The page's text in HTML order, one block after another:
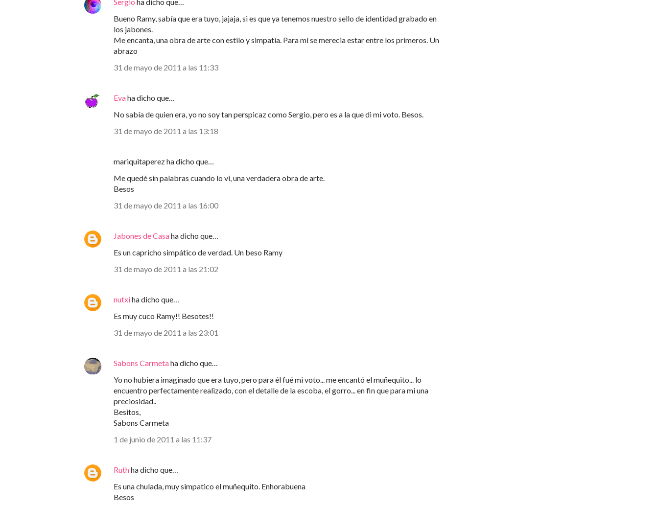
Bueno Ramy, sabía que era tuyo, jajaja, si es que ya tenemos nuestro sello de identidad grabado en
los jabones.
Me encanta, una obra de arte con estilo y simpatía. Para mi se merecia estar entre los primeros. Un
abrazo
31 de mayo de 2011 a las 11:33
Evaha dicho que…
No sabía de quien era, yo no soy tan perspicaz como Sergio, pero es a la que di mi voto. Besos.
31 de mayo de 2011 a las 13:18
mariquitaperez ha dicho que…
Me quedé sin palabras cuando lo vi, una verdadera obra de arte.
Besos
31 de mayo de 2011 a las 16:00
Jabones de Casaha dicho que…
Es un capricho simpático de verdad. Un beso Ramy
31 de mayo de 2011 a las 21:02
nutxiha dicho que…
Es muy cuco Ramy!! Besotes!!
31 de mayo de 2011 a las 23:01
Sabons Carmetaha dicho que…
Yo no hubiera imaginado que era tuyo, pero para él fué mi voto... me encantó el muñequito... lo
encuentro perfectamente realizado, con el detalle de la escoba, el gorro... en fin que para mi una
preciosidad..
Besitos,
Sabons Carmeta
1 de junio de 2011 a las 11:37
Ruthha dicho que…
Es una chulada, muy simpatico el muñequito. Enhorabuena
Besos